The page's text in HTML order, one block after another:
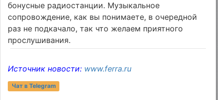
бонусные радиостанции. Музыкальное
сопровождение, как вы понимаете, в очередной
раз не подкачало, так что желаем приятного
прослушивания.
Источник новости: www.ferra.ru
Чат в Telegram